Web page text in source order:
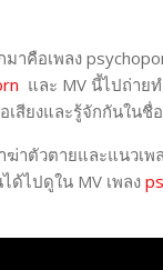
าคือเพลง
และ MV นี้ไปถ่าย
เสียงและรู้จักกันในชื่อ
ฆ่าตัวตายและแนวเ
ด้ไปดูใน MV เพลง